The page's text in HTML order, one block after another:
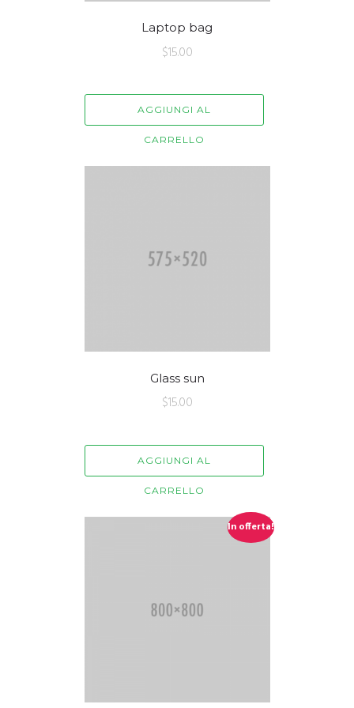
Laptop bag
$15.00
AGGIUNGI AL
CARRELLO
Glass sun
$15.00
AGGIUNGI AL
CARRELLO
In offerta!